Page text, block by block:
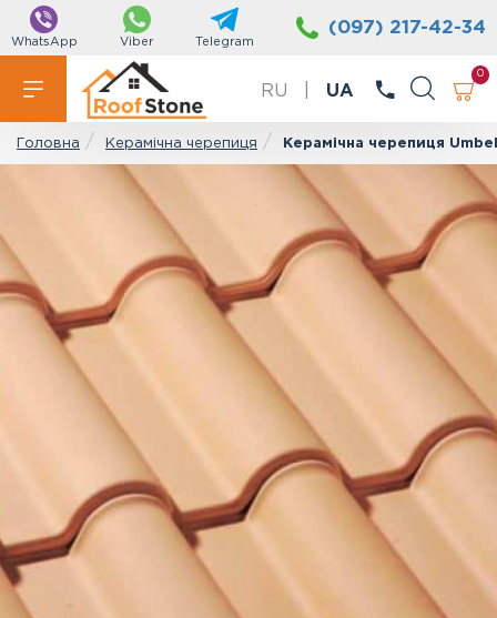
WhatsApp Viber Telegram
(097) 217-42-34
RU UA
0
Головна Керамічна черепиця Керамічна черепиця